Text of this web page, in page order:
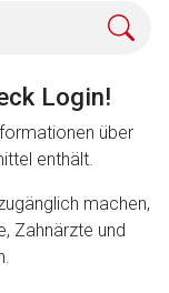
Login!
über
enthält.
machen,
Zahnärzte und